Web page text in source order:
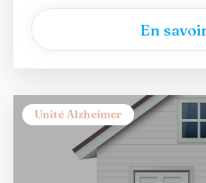
En
Unité Alzheimer